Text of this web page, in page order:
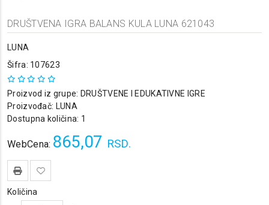
DRUŠTVENA IGRA BALANS KULA LUNA 621043
LUNA
Šifra: 107623
Proizvod iz grupe: DRUŠTVENE I EDUKATIVNE IGRE
Proizvođač: LUNA
Dostupna količina: 1
WebCena: 865,07 RSD.
Količina